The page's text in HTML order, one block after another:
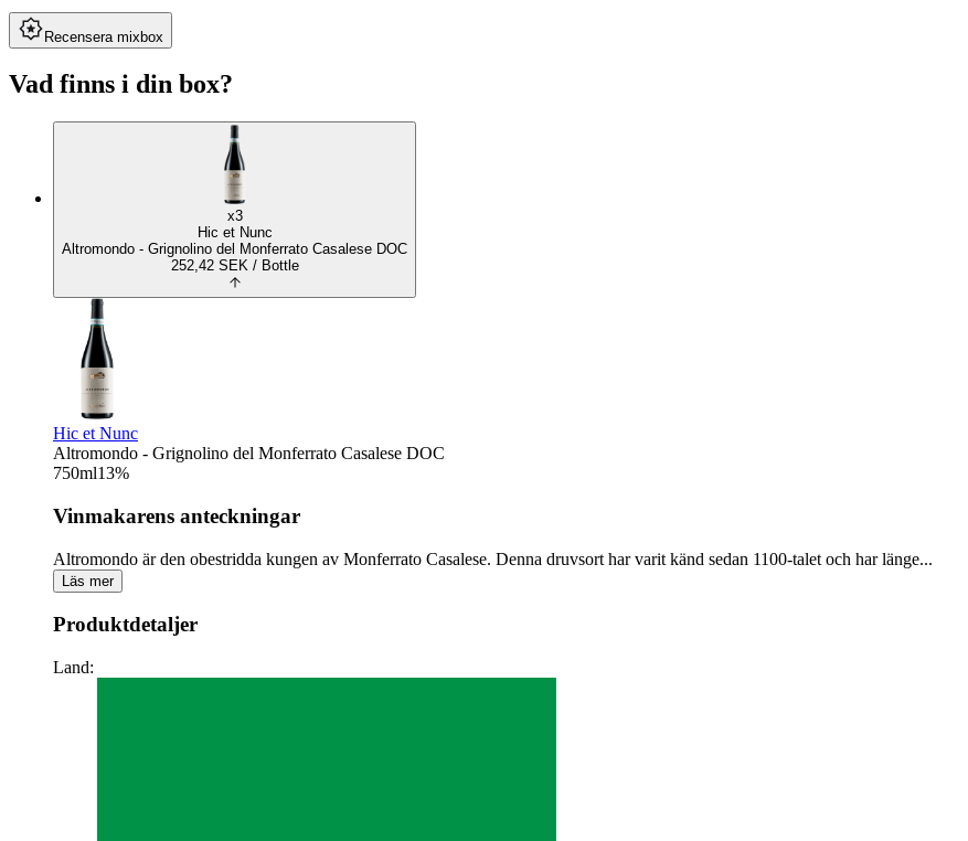
Recensera mixbox
Vad finns i din box?
x3
Hic et Nunc
Altromondo - Grignolino del Monferrato Casalese DOC
252,42 SEK/ Bottle
Hic et Nunc
Altromondo - Grignolino del Monferrato Casalese DOC
750ml13%
Vinmakarens anteckningar
Altromondo är den obestridda kungen av Monferrato Casalese. Denna druvsort har varit känd sedan 1100-talet och har länge...
Läs mer
Produktdetaljer
Land: